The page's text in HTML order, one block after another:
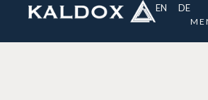
EN DE